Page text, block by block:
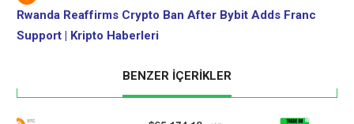
ABD Hazine Bakanı Scott…
Rwanda Reaffirms Crypto Ban After Bybit Adds Franc
Support | Kripto Haberleri
BENZER İÇERİKLER